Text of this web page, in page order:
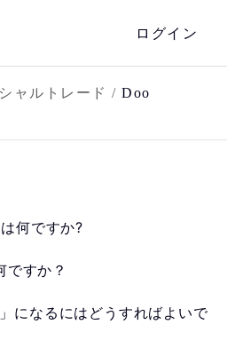
ログイン
ャルトレード / Doo
何ですか?
ですか？
になるにはどうすればよいで